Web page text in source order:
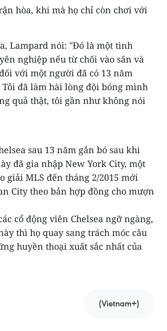
hòa, khi mà họ chỉ còn chơi với
Lampard nói: "Đó là một tình
nghiệp nếu từ chối vào sân và
với một người đã có 13 năm
đã làm hài lòng đội bóng mình
quả thật, tôi gần như không nói
sau 13 năm gắn bó sau khi
đã gia nhập New York City, một
giải MLS đến tháng 2/2015 mới
City theo bản hợp đồng cho mượn
cổ động viên Chelsea ngỡ ngàng,
thì họ quay sang trách móc câu
huyền thoại xuất sắc nhất của
(Vietnam+)